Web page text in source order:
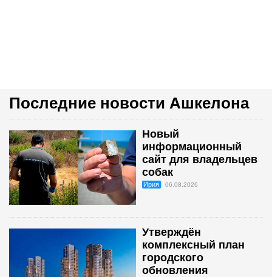
Последние новости Ашкелона
Новый
информационный
сайт для владельцев
собак
Ирия 06.08.2026
Утверждён
комплексный план
городского
обновления